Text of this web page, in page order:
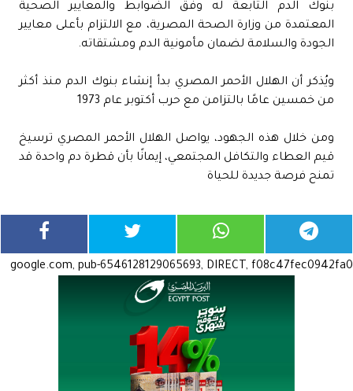
بنوك الدم التابعة له وفق الضوابط والمعايير الصحية
المعتمدة من وزارة الصحة المصرية، مع الالتزام بأعلى معايير
الجودة والسلامة لضمان مأمونية الدم ومشتقاته.
ويُذكر أن الهلال الأحمر المصري بدأ إنشاء بنوك الدم منذ أكثر
من خمسين عامًا بالتزامن مع حرب أكتوبر عام 1973
ومن خلال هذه الجهود، يواصل الهلال الأحمر المصري ترسيخ
قيم العطاء والتكافل المجتمعي، إيمانًا بأن قطرة دم واحدة قد
تمنح فرصة جديدة للحياة
google.com, pub-6546128129065693, DIRECT, f08c47fec0942fa0